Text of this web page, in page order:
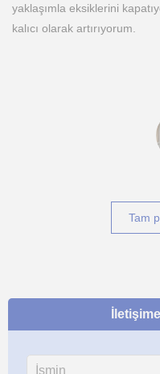
yaklaşımla eksiklerini
kalıcı olarak artırıyorum.
Tam